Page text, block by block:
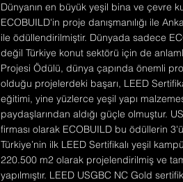
Dünyanın en büyük yeşil bina ve çevre
ECOBUILD'in proje danışmanılığı ile
ile ödüllendirilmiştir. Dünyada sadece
değil Türkiye konut sektörü için de
Projesi Ödülü, dünya çapında önemli
olduğu projelerdeki başarı, LEED
eğitimi, yine yüzlerce yeşil yapı
paydaşlarından aldığı güçle olmuştur.
firması olarak ECOBUILD bu ödüllerin
Türkiye’nin ilk LEED Sertifikalı yeşil
220.500 m2 olarak projelendirilmiş ve
yapılmıştır. LEED USGBC NC Gold